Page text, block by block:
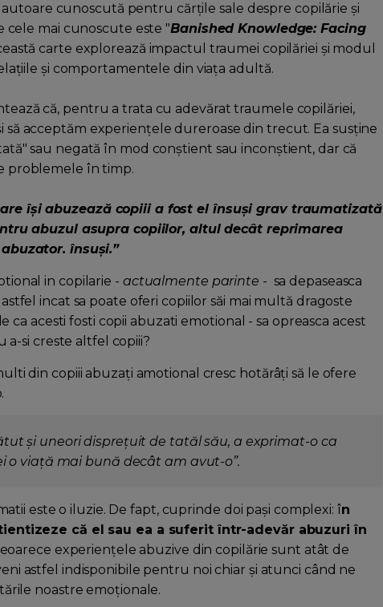
cunoscută pentru cărțile sale despre copilărie și
cele mai cunoscute este "Banished Knowledge: Facing
carte explorează impactul traumei copilăriei și modul
și comportamentele din viața adultă.
că, pentru a trata cu adevărat traumele copilăriei,
acceptăm experiențele dureroase din trecut. Ea susține
sau negată în mod conștient sau inconștient, dar că
problemele în timp.
își abuzează copiii a fost el însuși grav traumatizată
abuzul asupra copiilor, altul decât reprimarea
însuși.”
in copilarie - actualmente parinte - sa depaseasca
incat sa poate oferi copiilor săi mai multă dragoste
ca acesti fosti copii abuzati emotional - sa opreasca acest
a-si creste altfel copiii?
din copiii abuzați amotional cresc hotărâți să le ofere
și uneori disprețuit de tatăl său, a exprimat-o ca
o viață mai bună decât am avut-o”.
este o iluzie. De fapt, cuprinde doi pași complexi: în
că el sau ea a suferit într-adevăr abuzuri în
experiențele abuzive din copilărie sunt atât de
astfel indisponibile pentru noi chiar și atunci când ne
noastre emoționale.